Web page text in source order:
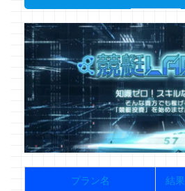
プラン名 結果